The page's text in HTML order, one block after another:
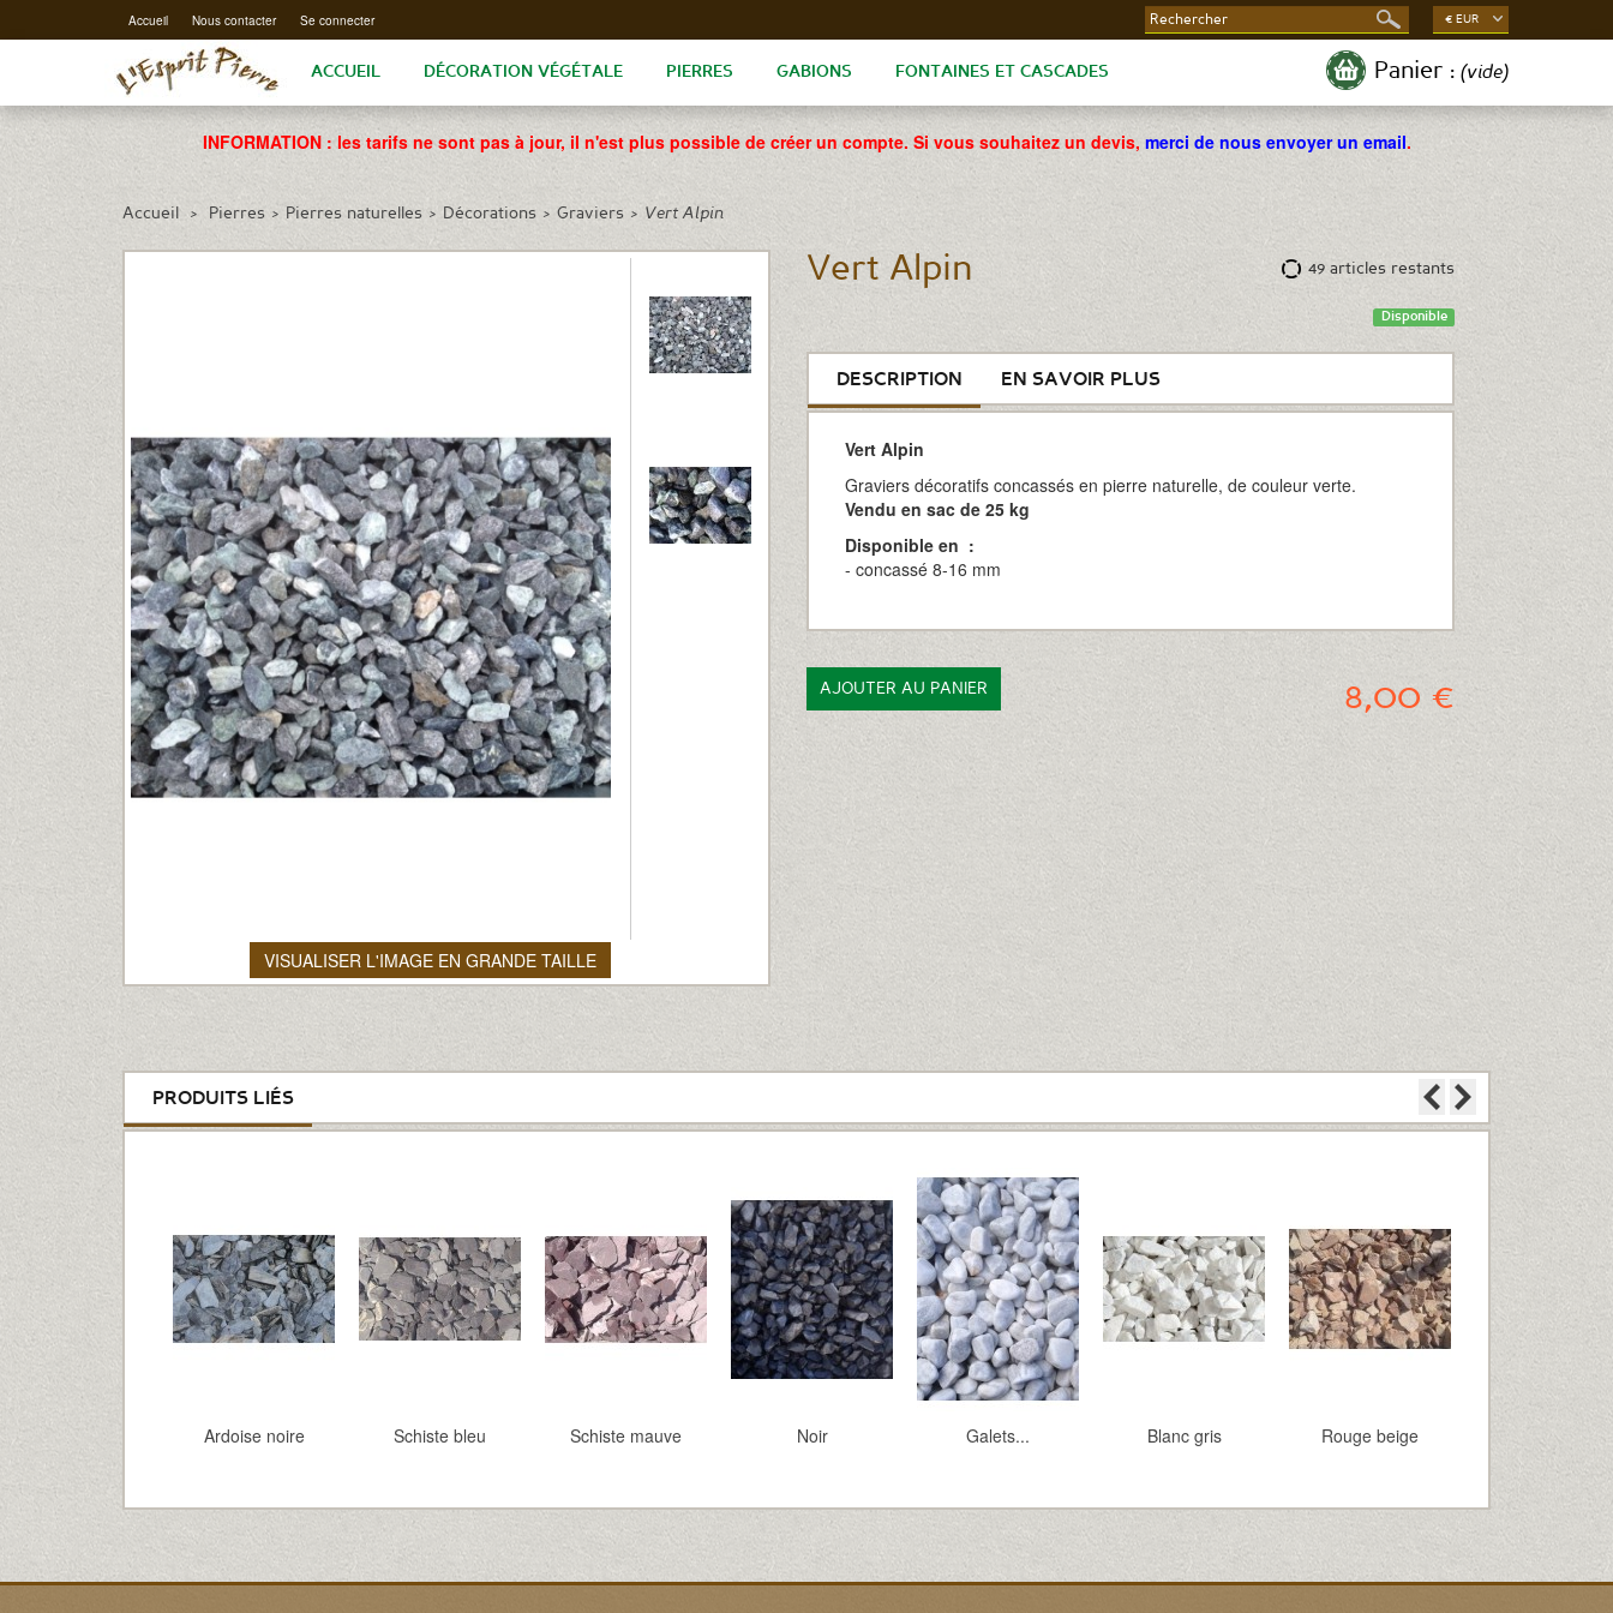
Accueil Nous contacter Se connecter € EUR
Panier : (vide)
ACCUEIL DÉCORATION VÉGÉTALE PIERRES GABIONS FONTAINES ET CASCADES
INFORMATION : les tarifs ne sont pas à jour, il n'est plus possible de créer un compte. Si vous souhaitez un devis, merci de nous envoyer un email.
Accueil > Pierres > Pierres naturelles > Décorations > Graviers > Vert Alpin
VISUALISER L'IMAGE EN GRANDE TAILLE
Vert Alpin 49 articles restants
Disponible
DESCRIPTION EN SAVOIR PLUS
Vert Alpin
Graviers décoratifs concassés en pierre naturelle, de couleur verte.
Vendu en sac de 25 kg
Disponible en :
- concassé 8-16 mm
8,00 €
PRODUITS LIÉS
Ardoise noire Schiste bleu Schiste mauve Noir Galets... Blanc gris Rouge beige